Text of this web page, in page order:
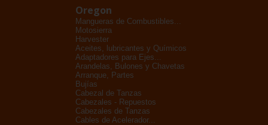
Oregon
Mangueras de Combustibles...
Motosierra
Harvester
Aceites, lubricantes y Químicos
Adaptadores para Ejes...
Arandelas, Bulones y Chavetas
Arranque, Partes
Bujías
Cabezal de Tanzas
Cabezales - Repuestos
Cabezales de Tanzas
Cables de Acelerador...